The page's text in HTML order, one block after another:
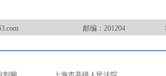
邮编：201204